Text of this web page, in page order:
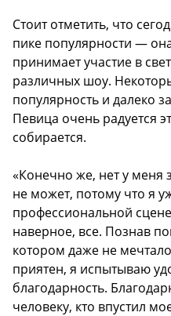
Стоит отметить, что
пике популярности —
принимает участие в
различных шоу.
популярность и далеко
Певица очень радуется
собирается.
«Конечно же, нет у меня
не может, потому что я
профессиональной
наверное, все. Познав
котором даже не
приятен, я испытываю
благодарность.
человеку, кто впустил